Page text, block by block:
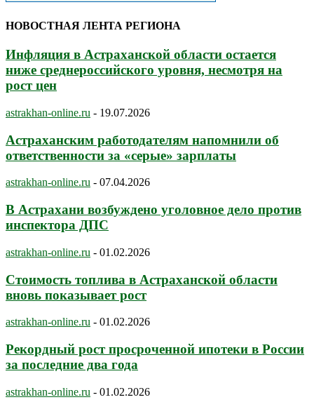
НОВОСТНАЯ ЛЕНТА РЕГИОНА
Инфляция в Астраханской области остается
ниже среднероссийского уровня, несмотря на
рост цен
astrakhan-online.ru - 19.07.2026
Астраханским работодателям напомнили об
ответственности за «серые» зарплаты
astrakhan-online.ru - 07.04.2026
В Астрахани возбуждено уголовное дело против
инспектора ДПС
astrakhan-online.ru - 01.02.2026
Стоимость топлива в Астраханской области
вновь показывает рост
astrakhan-online.ru - 01.02.2026
Рекордный рост просроченной ипотеки в России
за последние два года
astrakhan-online.ru - 01.02.2026